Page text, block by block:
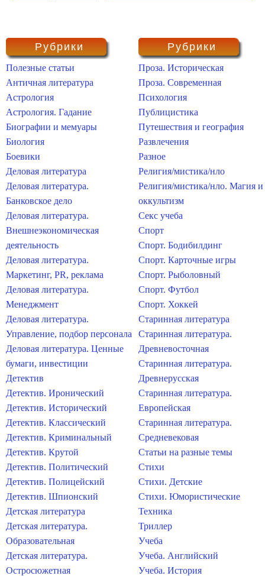
Рубрики
Полезные статьи
Античная литература
Астрология
Астрология. Гадание
Биографии и мемуары
Биология
Боевики
Деловая литература
Деловая литература.
Банковское дело
Деловая литература.
Внешнеэкономическая
деятельность
Деловая литература.
Маркетинг, PR, реклама
Деловая литература.
Менеджмент
Деловая литература.
Управление, подбор персонала
Деловая литература. Ценные
бумаги, инвестиции
Детектив
Детектив. Иронический
Детектив. Исторический
Детектив. Классический
Детектив. Криминальный
Детектив. Крутой
Детектив. Политический
Детектив. Полицейский
Детектив. Шпионский
Детская литература
Детская литература.
Образовательная
Детская литература.
Остросюжетная
Рубрики
Проза. Историческая
Проза. Современная
Психология
Публицистика
Путешествия и география
Развлечения
Разное
Религия/мистика/нло
Религия/мистика/нло. Магия и
оккультизм
Секс учеба
Спорт
Спорт. Бодибилдинг
Спорт. Карточные игры
Спорт. Рыболовный
Спорт. Футбол
Спорт. Хоккей
Старинная литература
Старинная литература.
Древневосточная
Старинная литература.
Древнерусская
Старинная литература.
Европейская
Старинная литература.
Средневековая
Статьи на разные темы
Стихи
Стихи. Детские
Стихи. Юмористические
Техника
Триллер
Учеба
Учеба. Английский
Учеба. История